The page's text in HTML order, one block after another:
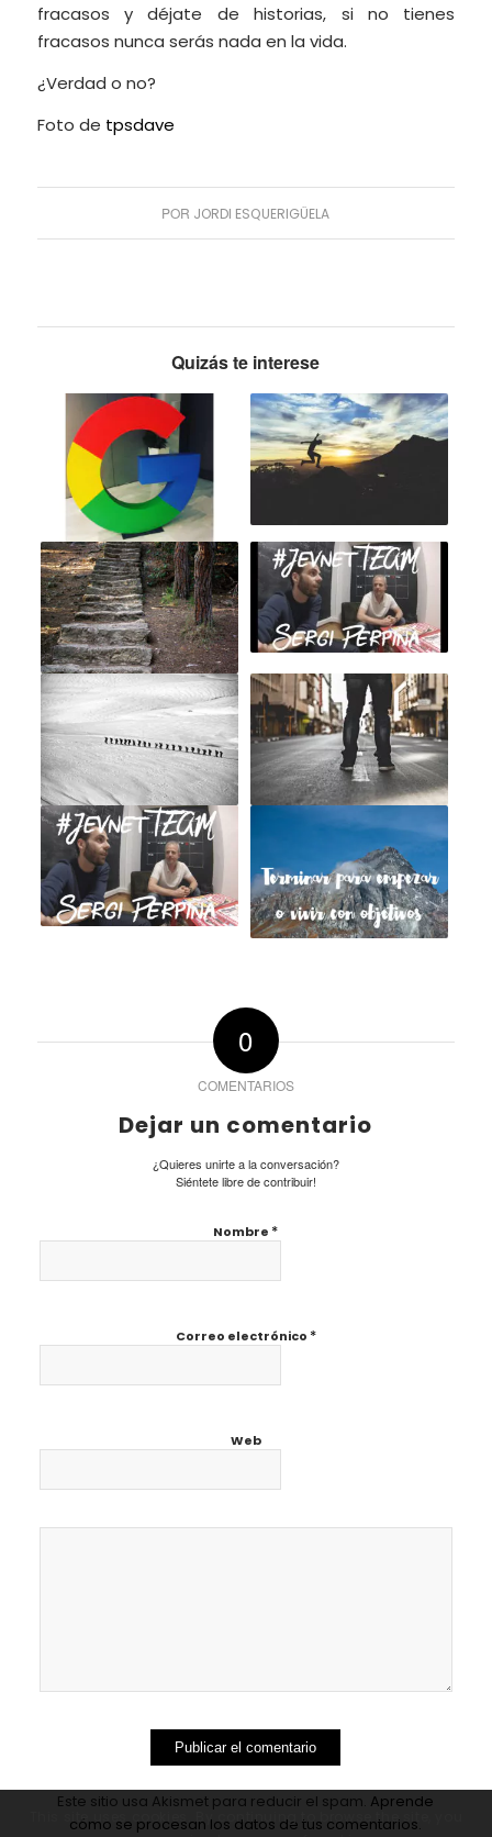
fracasos y déjate de historias, si no tienes
fracasos nunca serás nada en la vida.
¿Verdad o no?
Foto de tpsdave
POR JORDI ESQUERIGÜELA
Quizás te interese
0
COMENTARIOS
Dejar un comentario
¿Quieres unirte a la conversación?
Siéntete libre de contribuir!
Nombre *
Correo electrónico *
Web
Este sitio usa Akismet para reducir el spam. Aprende
cómo se procesan los datos de tus comentarios.
This site uses cookies. By continuing to browse the site, you